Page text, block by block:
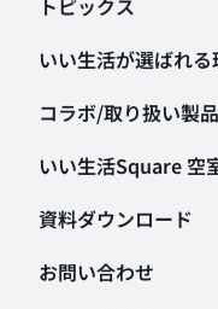
トピックス
いい生活が選ばれる
コラボ/取り扱い製
いい生活Square 空
資料ダウンロード
お問い合わせ